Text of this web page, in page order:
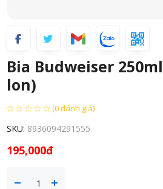
Bia Budweiser
lon)
(0 đánh giá)
SKU: 8936094291555
195,000đ